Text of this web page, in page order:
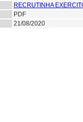
RECRUTINHA
PDF
21/08/2020